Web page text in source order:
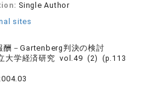
Single Author
sites
酬－Gartenberg判決の検討
大学経済研究 vol.49 (2) (p.113